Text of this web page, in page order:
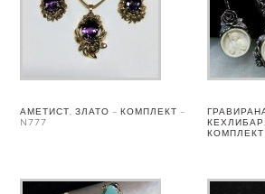
АМЕТИСТ, ЗЛАТО – КОМПЛЕКТ –
N777
КОМПЛЕКТ